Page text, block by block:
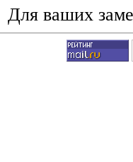
Для ваших